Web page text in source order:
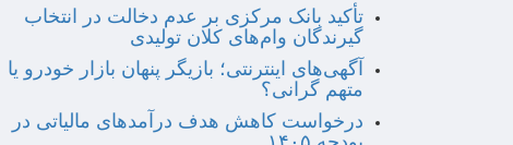
تأکید بانک مرکزی بر عدم دخالت در انتخاب
گیرندگان وام‌های کلان تولیدی
آگهی‌های اینترنتی؛ بازیگر پنهان بازار خودرو یا
متهم گرانی؟
درخواست کاهش هدف درآمدهای مالیاتی در